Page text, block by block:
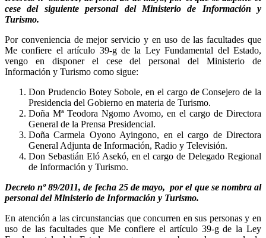
cese del siguiente personal del Ministerio de Información y
Turismo.
Por conveniencia de mejor servicio y en uso de las facultades que
Me confiere el artículo 39-g de la Ley Fundamental del Estado,
vengo en disponer el cese del personal del Ministerio de
Información y Turismo como sigue:
Don Prudencio Botey Sobole, en el cargo de Consejero de la
Presidencia del Gobierno en materia de Turismo.
Doña Mª Teodora Ngomo Avomo, en el cargo de Directora
General de la Prensa Presidencial.
Doña Carmela Oyono Ayingono, en el cargo de Directora
General Adjunta de Información, Radio y Televisión.
Don Sebastián Eló Asekó, en el cargo de Delegado Regional
de Información y Turismo.
Decreto nº 89/2011, de fecha 25 de mayo, por el que se nombra al
personal del Ministerio de Información y Turismo.
En atención a las circunstancias que concurren en sus personas y en
uso de las facultades que Me confiere el artículo 39-g de la Ley